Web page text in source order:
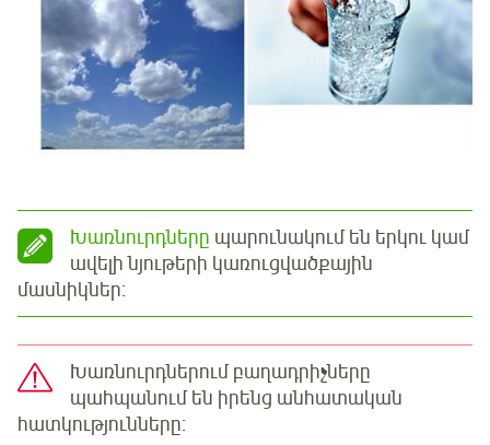
Խառնուրդները պարունակում են երկու կամ
ավելի նյութերի կառուցվածքային
մասնիկներ:
Խառնուրդներում բաղադրիչները
պահպանում են իրենց անհատական
հատկությունները: